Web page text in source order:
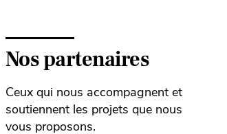
Nos partenaires
Ceux qui nous accompagnent et
soutiennent les projets que nous
vous proposons.